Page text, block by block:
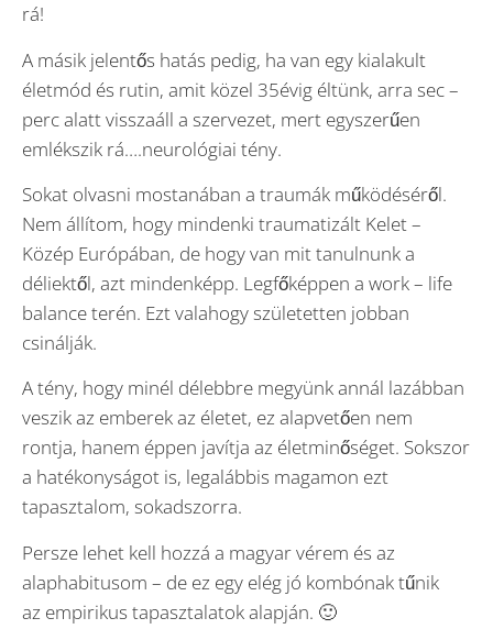
rá!
A másik jelentős hatás pedig, ha van egy kialakult
életmód és rutin, amit közel 35évig éltünk, arra sec –
perc alatt visszaáll a szervezet, mert egyszerűen
emlékszik rá….neurológiai tény.
Sokat olvasni mostanában a traumák működéséről.
Nem állítom, hogy mindenki traumatizált Kelet –
Közép Európában, de hogy van mit tanulnunk a
déliektől, azt mindenképp. Legfőképpen a work – life
balance terén. Ezt valahogy születetten jobban
csinálják.
A tény, hogy minél délebbre megyünk annál lazábban
veszik az emberek az életet, ez alapvetően nem
rontja, hanem éppen javítja az életminőséget. Sokszor
a hatékonyságot is, legalábbis magamon ezt
tapasztalom, sokadszorra.
Persze lehet kell hozzá a magyar vérem és az
alaphabitusom – de ez egy elég jó kombónak tűnik
az empirikus tapasztalatok alapján. 🙂